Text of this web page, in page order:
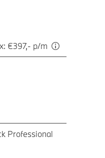
€397,- p/m
Professional